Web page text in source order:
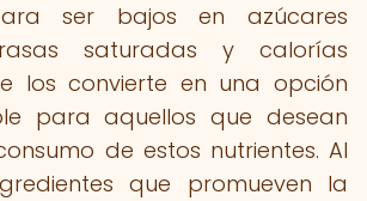
ser bajos en azúcares
saturadas y calorías
los convierte en una opción
para aquellos que desean
de estos nutrientes. Al
que promueven la